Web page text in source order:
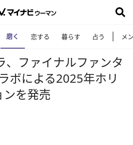
磨く 恋する 暮らす 占う メ
、ファイナルファンタ
ボによる2025年ホリ
ンを発売